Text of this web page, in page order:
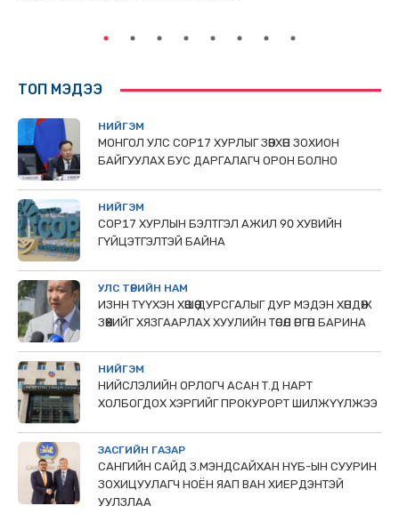
ТОП МЭДЭЭ
НИЙГЭМ
МОНГОЛ УЛС СОР17 ХУРЛЫГ ЗӨВХӨН ЗОХИОН
БАЙГУУЛАХ БУС ДАРГАЛАГЧ ОРОН БОЛНО
НИЙГЭМ
COP17 ХУРЛЫН БЭЛТГЭЛ АЖИЛ 90 ХУВИЙН
ГҮЙЦЭТГЭЛТЭЙ БАЙНА
УЛС ТӨРИЙН НАМ
ИЗНН ТҮҮХЭН ХӨШӨӨ ДУРСГАЛЫГ ДУР МЭДЭН ХӨНДӨЖ
ЗӨӨХИЙГ ХЯЗГААРЛАХ ХУУЛИЙН ТӨСӨЛ ӨРГӨН БАРИНА
НИЙГЭМ
НИЙСЛЭЛИЙН ОРЛОГЧ АСАН Т.Д НАРТ
ХОЛБОГДОХ ХЭРГИЙГ ПРОКУРОРТ ШИЛЖҮҮЛЖЭЭ
ЗАСГИЙН ГАЗАР
САНГИЙН САЙД З.МЭНДСАЙХАН НҮБ-ЫН СУУРИН
ЗОХИЦУУЛАГЧ НОЁН ЯАП ВАН ХИЕРДЭНТЭЙ
УУЛЗЛАА